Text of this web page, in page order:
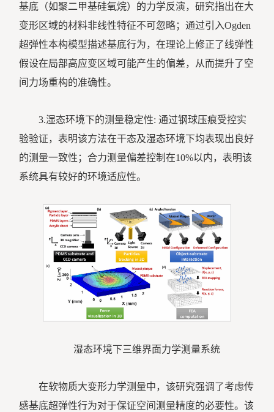
基底（如聚二甲基硅氧烷）的力学反演，研究指出在大
变形区域的材料非线性特征不可忽略；通过引入Ogden
超弹性本构模型描述基底行为，在理论上修正了线弹性
假设在局部高应变区域可能产生的偏差，从而提升了空
间力场重构的准确性。
3.湿态环境下的测量稳定性: 通过钢球压痕受控实
验验证，表明该方法在干态及湿态环境下均表现出良好
的测量一致性；合力测量偏差控制在10%以内，表明该
系统具有较好的环境适应性。
湿态环境下三维界面力学测量系统
在软物质大变形力学测量中，该研究强调了考虑传
感基底超弹性行为对于保证空间测量精度的必要性。该